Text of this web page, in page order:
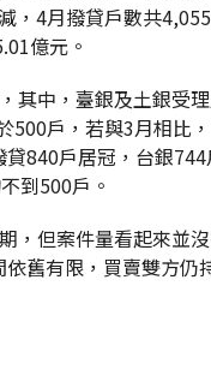
，4月撥貸戶數共
億元。
其中，臺銀及土銀受
500戶，若與3月相比
840戶居冠，台銀
到500戶。
，但案件量看起來並
舊有限，買賣雙方仍